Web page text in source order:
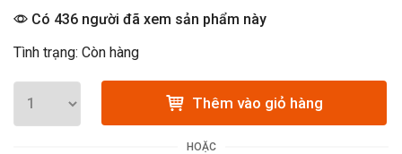
Có 436 người đã xem sản phẩm này
Tình trạng: Còn hàng
Thêm vào giỏ hàng
HOẶC